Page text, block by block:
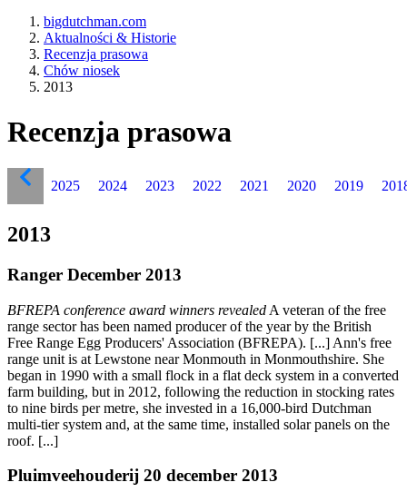
bigdutchman.com
Aktualności & Historie
Recenzja prasowa
Chów niosek
2013
Recenzja prasowa
2025 2024 2023 2022 2021 2020 2019
2013
Ranger December 2013
BFREPA conference award winners revealed A veteran of the free
range sector has been named producer of the year by the British
Free Range Egg Producers' Association (BFREPA). [...] Ann's free
range unit is at Lewstone near Monmouth in Monmouthshire. She
began in 1990 with a small flock in a flat deck system in a converted
farm building, but in 2012, following the reduction in stocking rates
to nine birds per metre, she invested in a 16,000-bird Dutchman
multi-tier system and, at the same time, installed solar panels on the
roof. [...]
Pluimveehouderij 20 december 2013